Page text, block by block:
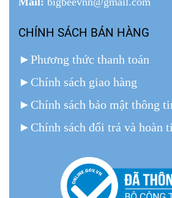
CHÍNH SÁCH BÁN HÀNG
►Phương thức thanh toán
► Chính sách giao hàng
► Chính sách bảo mật thông
► Chính sách đổi trả và hoàn